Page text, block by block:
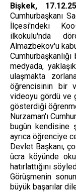
Bişkek,
Cumhurbaşkanı
İlçesi'ndeki
ilkokulu'nda
Almazbekov'u
medyada,
ulaşmakta
öğrencisinin bir
videoyu gördü ve
gösterdiği
Nurzaman'ı
bugün kendisine
ayrıca öğrenciye
Devlet Başkanı,
ücra köyünde
hatırlattığını
Görüşmenin
büyük başarılar